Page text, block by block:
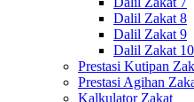
Dalil Zakat 8
Dalil Zakat 9
Dalil Zakat 10
Prestasi Kutipan
Prestasi Agihan
Kalkulator Zakat